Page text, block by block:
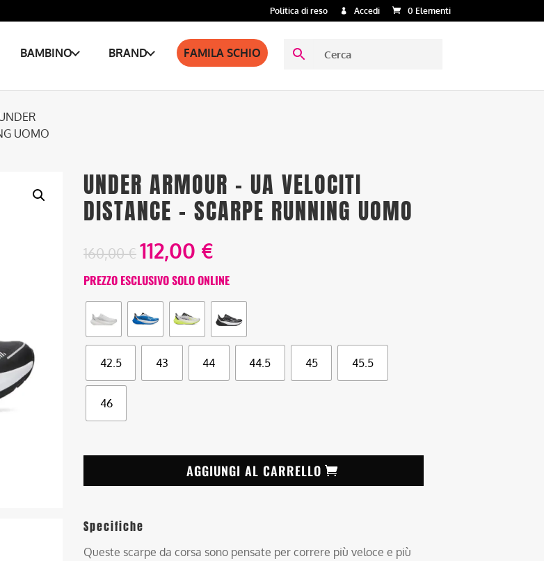
Politica di reso Accedi 0 Elementi
BAMBINO BRAND FAMILA SCHIO
UOMO
UNDER ARMOUR – UA VELOCITI
DISTANCE – SCARPE RUNNING UOMO
160,00€112,00 €
PREZZO ESCLUSIVO SOLO ONLINE
42.5 43 44 44.5 45 45.5
46
AGGIUNGI AL CARRELLO
Specifiche
Queste scarpe da corsa sono pensate per correre più veloce e più